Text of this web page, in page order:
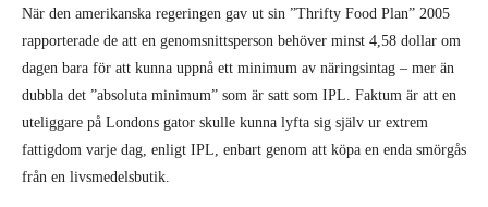
IPL är ett olämpligt grundmått även i utvecklingsländer. Siffran på 1,90
dollar om dagen som Världsbanken använder baseras på ett genomsnitt
av fattigdomsgränserna i världens 15 fattigaste länder, där exempelvis
Gambia och Sierra Leone räknas in. Detta betyder alltså att
miniminivån för konsumtion hos en grupp människor, som främst lever
på landsbygden och ofta är självhushållande jordbrukare, beräknad
genom oregelbundna och ofullständiga undersökningar, sätts som